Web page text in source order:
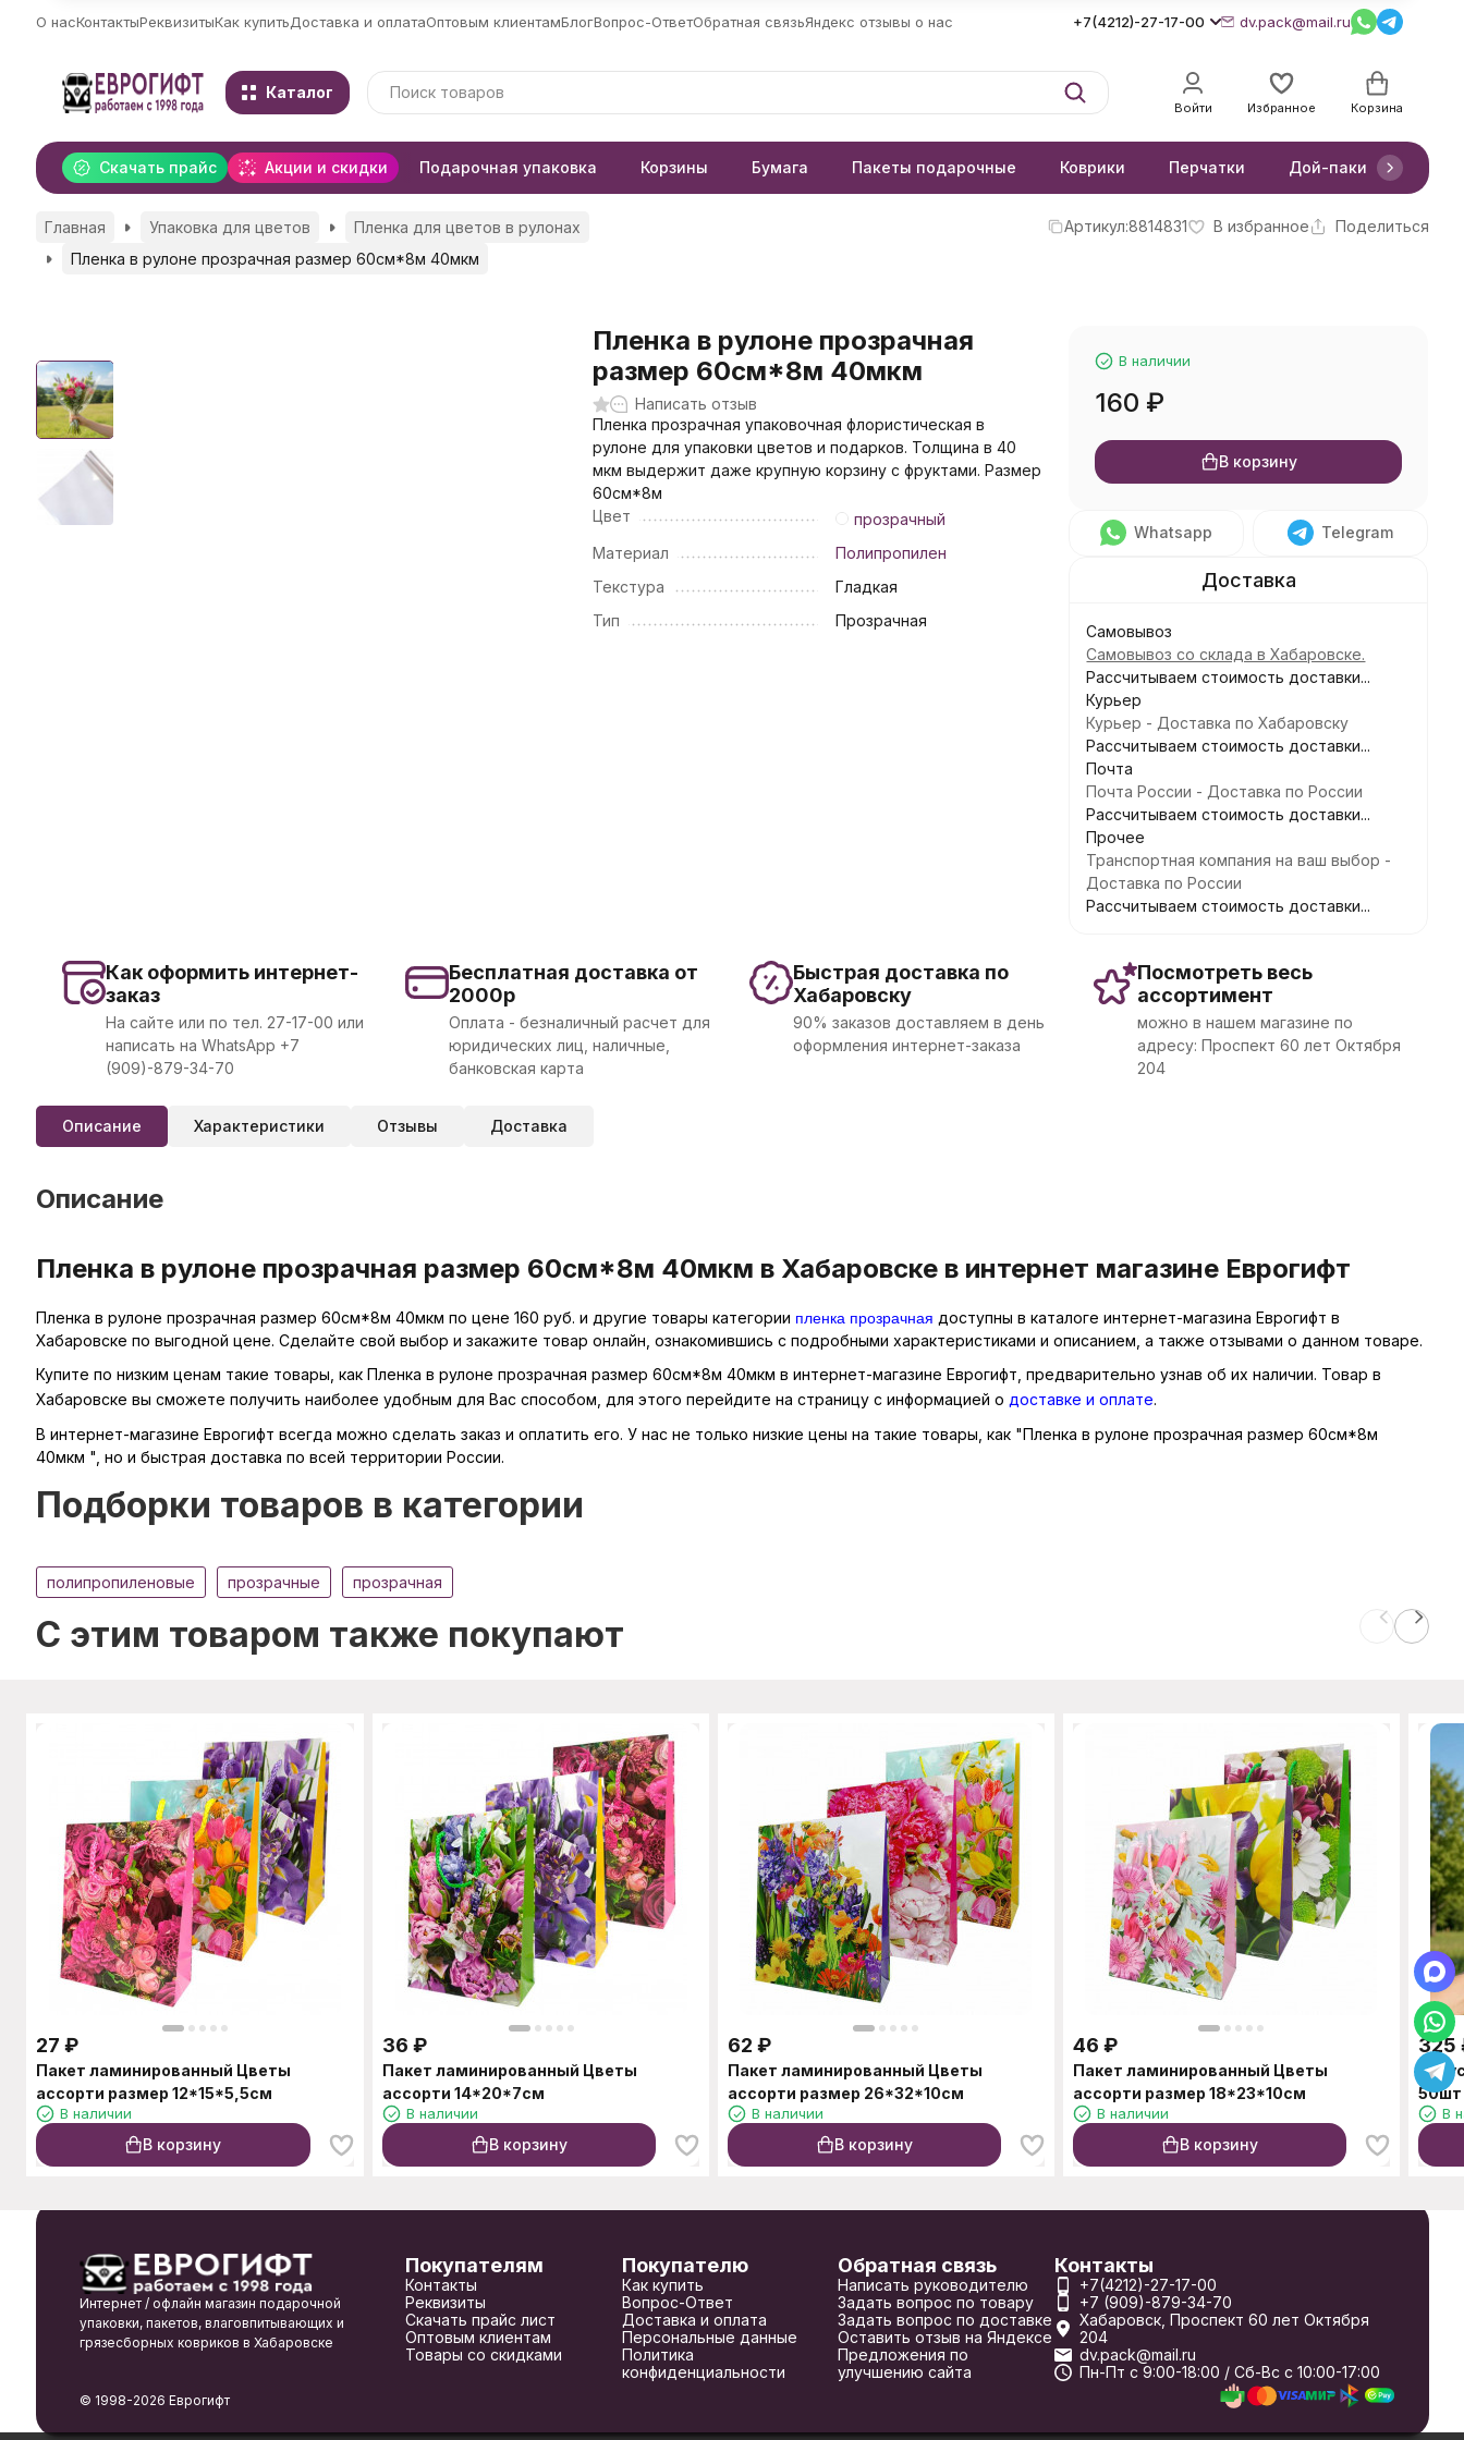
О насКонтактыРеквизитыКак купитьДоставка и оплатаОптовым клиентамБлогВопрос-ОтветОбратная связьЯндекс отзывы о нас +7(4212)-27-17-00 dv.pack@mail.ru
Каталог
Войти Избранное Корзина
Скачать прайс Акции и скидки Подарочная упаковка Корзины Бумага Пакеты подарочные Коврики Перчатки Дой-паки
Главная Упаковка для цветов
Пленка для цветов в рулонах
Пленка в рулоне прозрачная размер 60см*8м 40мкм
Артикул:8814831 В избранное Поделиться
Пленка в рулоне прозрачная
размер 60см*8м 40мкм
Написать отзыв
Пленка прозрачная упаковочная флористическая в
рулоне для упаковки цветов и подарков. Толщина в 40
мкм выдержит даже крупную корзину с фруктами. Размер
60см*8м
Цвет
прозрачный
Материал
Полипропилен
Текстура
Гладкая
Тип
Прозрачная
В наличии
160 ₽
В корзину
Whatsapp Telegram
Самовывоз
Самовывоз со склада в Хабаровске.
Рассчитываем стоимость доставки...
Курьер
Курьер - Доставка по Хабаровску
Рассчитываем стоимость доставки...
Почта
Почта России - Доставка по России
Рассчитываем стоимость доставки...
Прочее
Транспортная компания на ваш выбор -
Доставка по России
Рассчитываем стоимость доставки...
Как оформить интернет-
заказ
На сайте или по тел. 27-17-00 или
написать на WhatsApp +7
(909)-879-34-70
Бесплатная доставка от
2000р
Оплата - безналичный расчет для
юридических лиц, наличные,
банковская карта
Быстрая доставка по
Хабаровску
90% заказов доставляем в день
оформления интернет-заказа
Посмотреть весь
ассортимент
можно в нашем магазине по
адресу: Проспект 60 лет Октября
204
Описание Характеристики Отзывы Доставка
Описание
Пленка в рулоне прозрачная размер 60см*8м 40мкм в Хабаровске в интернет магазине Еврогифт
Пленка в рулоне прозрачная размер 60см*8м 40мкм по цене 160 руб. и другие товары категории пленка прозрачная доступны в каталоге интернет-магазина Еврогифт в
Хабаровске по выгодной цене. Сделайте свой выбор и закажите товар онлайн, ознакомившись с подробными характеристиками и описанием, а также отзывами о данном товаре.
Купите по низким ценам такие товары, как Пленка в рулоне прозрачная размер 60см*8м 40мкм в интернет-магазине Еврогифт, предварительно узнав об их наличии. Товар в
Хабаровске вы сможете получить наиболее удобным для Вас способом, для этого перейдите на страницу с информацией о доставке и оплате.
В интернет-магазине Еврогифт всегда можно сделать заказ и оплатить его. У нас не только низкие цены на такие товары, как "Пленка в рулоне прозрачная размер 60см*8м
40мкм ", но и быстрая доставка по всей территории России.
Подборки товаров в категории
полипропиленовые прозрачные прозрачная
C этим товаром также покупают
27 ₽
Пакет ламинированный Цветы
ассорти размер 12*15*5,5см
В наличии
В корзину
36 ₽
Пакет ламинированный Цветы
ассорти 14*20*7см
В наличии
В корзину
62 ₽
Пакет ламинированный Цветы
ассорти размер 26*32*10см
В наличии
В корзину
46 ₽
Пакет ламинированный Цветы
ассорти размер 18*23*10см
В наличии
В корзину
325
50шт
В
Интернет / офлайн магазин подарочной
упаковки, пакетов, влаговпитывающих и
грязесборных ковриков в Хабаровске
Покупателям
Контакты
Реквизиты
Скачать прайс лист
Оптовым клиентам
Товары со скидками
Покупателю
Как купить
Вопрос-Ответ
Доставка и оплата
Персональные данные
Политика
конфиденциальности
Обратная связь
Написать руководителю
Задать вопрос по товару
Задать вопрос по доставке
Оставить отзыв на Яндексе
Предложения по
улучшению сайта
Контакты
+7(4212)-27-17-00
+7 (909)-879-34-70
Хабаровск, Проспект 60 лет Октября
204
dv.pack@mail.ru
Пн-Пт с 9:00-18:00 / Сб-Вс с 10:00-17:00
© 1998-2026 Еврогифт